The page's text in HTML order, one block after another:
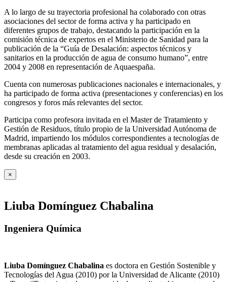
A lo largo de su trayectoria profesional ha colaborado con otras
asociaciones del sector de forma activa y ha participado en
diferentes grupos de trabajo, destacando la participación en la
comisión técnica de expertos en el Ministerio de Sanidad para la
publicación de la “Guía de Desalación: aspectos técnicos y
sanitarios en la producción de agua de consumo humano”, entre
2004 y 2008 en representación de Aquaespaña.
Cuenta con numerosas publicaciones nacionales e internacionales, y
ha participado de forma activa (presentaciones y conferencias) en los
congresos y foros más relevantes del sector.
Participa como profesora invitada en el Master de Tratamiento y
Gestión de Residuos, título propio de la Universidad Autónoma de
Madrid, impartiendo los módulos correspondientes a tecnologías de
membranas aplicadas al tratamiento del agua residual y desalación,
desde su creación en 2003.
×
Liuba Domínguez Chabalina
Ingeniera Química
Liuba Domínguez Chabalina es doctora en Gestión Sostenible y
Tecnologías del Agua (2010) por la Universidad de Alicante (2010)